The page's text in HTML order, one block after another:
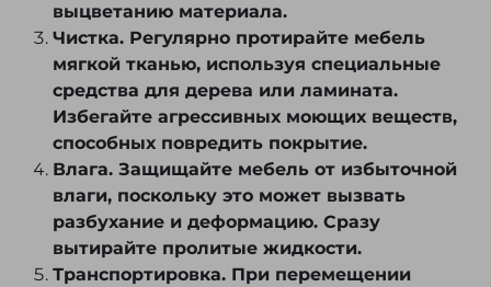
выцветанию материала.
Чистка. Регулярно протирайте мебель
мягкой тканью, используя специальные
средства для дерева или ламината.
Избегайте агрессивных моющих веществ,
способных повредить покрытие.
Влага. Защищайте мебель от избыточной
влаги, поскольку это может вызвать
разбухание и деформацию. Сразу
вытирайте пролитые жидкости.
Транспортировка. При перемещении